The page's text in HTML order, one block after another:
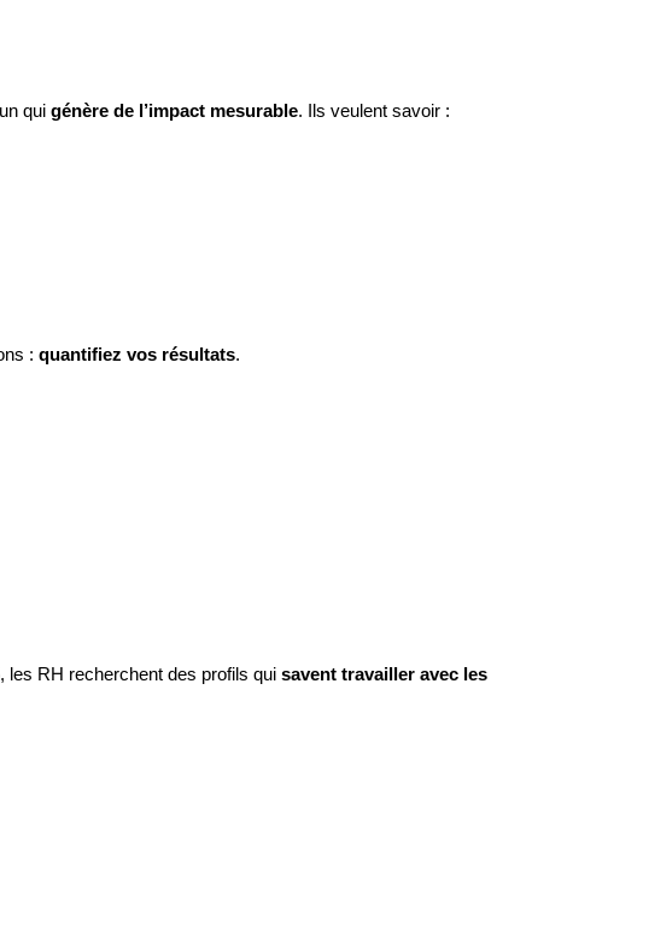
qui génère de l’impact mesurable. Ils veulent savoir :
: quantifiez vos résultats.
les RH recherchent des profils qui savent travailler avec les